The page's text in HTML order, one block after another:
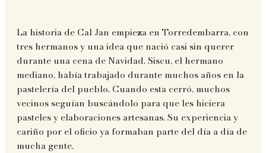
La historia de Cal Jan empieza en Torredembarra, con
tres hermanos y una idea que nació casi sin querer
durante una cena de Navidad. Siscu, el hermano
mediano, había trabajado durante muchos años en la
pastelería del pueblo. Cuando esta cerró, muchos
vecinos seguían buscándolo para que les hiciera
pasteles y elaboraciones artesanas. Su experiencia y
cariño por el oficio ya formaban parte del día a día de
mucha gente.